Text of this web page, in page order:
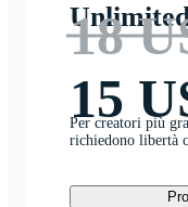
18
15
Per creatori più
richiedono libertà